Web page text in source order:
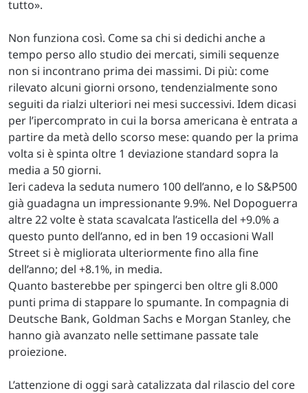
tutto».
Non funziona così. Come sa chi si dedichi anche a
tempo perso allo studio dei mercati, simili sequenze
non si incontrano prima dei massimi. Di più: come
rilevato alcuni giorni orsono, tendenzialmente sono
seguiti da rialzi ulteriori nei mesi successivi. Idem dicasi
per l’ipercomprato in cui la borsa americana è entrata a
partire da metà dello scorso mese: quando per la prima
volta si è spinta oltre 1 deviazione standard sopra la
media a 50 giorni.
Ieri cadeva la seduta numero 100 dell’anno, e lo S&P500
già guadagna un impressionante 9.9%. Nel Dopoguerra
altre 22 volte è stata scavalcata l’asticella del +9.0% a
questo punto dell’anno, ed in ben 19 occasioni Wall
Street si è migliorata ulteriormente fino alla fine
dell’anno; del +8.1%, in media.
Quanto basterebbe per spingerci ben oltre gli 8.000
punti prima di stappare lo spumante. In compagnia di
Deutsche Bank, Goldman Sachs e Morgan Stanley, che
hanno già avanzato nelle settimane passate tale
proiezione.
L’attenzione di oggi sarà catalizzata dal rilascio del core